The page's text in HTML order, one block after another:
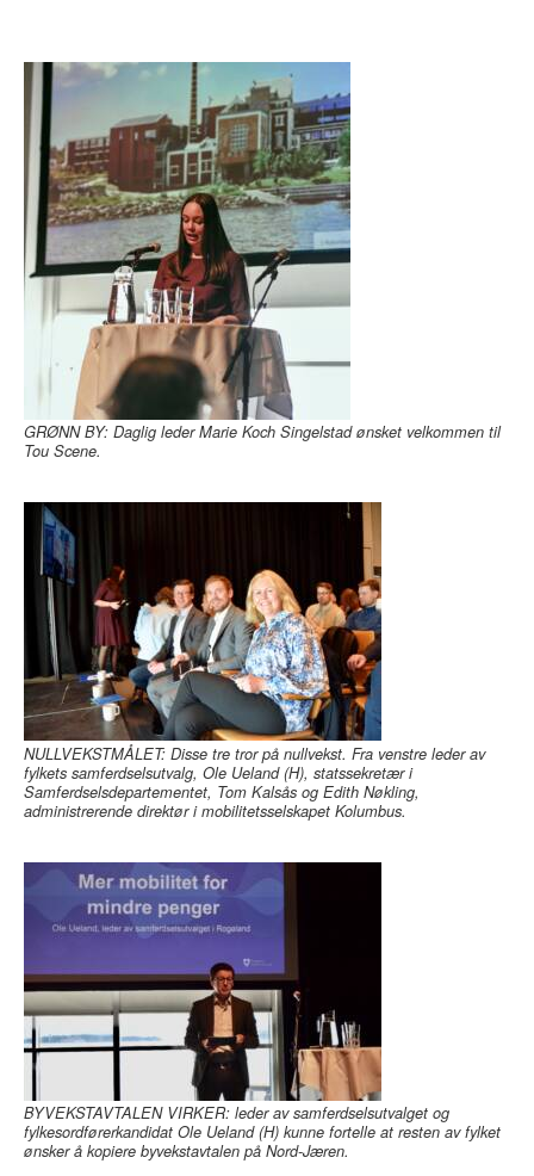
GRØNN BY: Daglig leder Marie Koch Singelstad ønsket velkommen til
Tou Scene.
NULLVEKSTMÅLET: Disse tre tror på nullvekst. Fra venstre leder av
fylkets samferdselsutvalg, Ole Ueland (H), statssekretær i
Samferdselsdepartementet, Tom Kalsås og Edith Nøkling,
administrerende direktør i mobilitetsselskapet Kolumbus.
BYVEKSTAVTALEN VIRKER: leder av samferdselsutvalget og
fylkesordførerkandidat Ole Ueland (H) kunne fortelle at resten av fylket
ønsker å kopiere byvekstavtalen på Nord-Jæren.